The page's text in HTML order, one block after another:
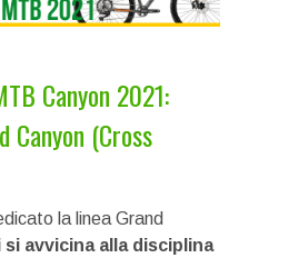
Canyon 2021:
Canyon (Cross
la linea Grand
si avvicina alla disciplina